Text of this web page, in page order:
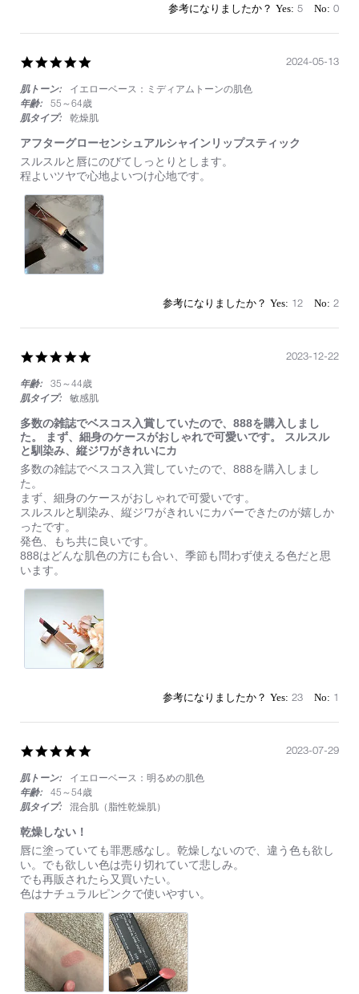
5 0
rating
肌トーン:
イエローベース：ミディアムトーンの肌色
年齢:
55～64歳
肌タイプ:
乾燥肌
アフターグローセンシュアルシャインリップスティック
Review
by
13
May
2024
review
stating
フ
タ
ー
グ
ロ
ー
ル
シ
ャ
イ
ン
リ
ッ
プ
ス
テ
ィ
ッ
ク
スルスルと唇にのびてしっとりとします。
程よいツヤで心地よいつけ心地です。
2024-05-13
12 2
rating
年齢:
35～44歳
肌タイプ:
敏感肌
多数の雑誌でベスコス入賞していたので、888を購入しまし
た。 まず、細身のケースがおしゃれで可愛いです。 スルスル
と馴染み、縦ジワがきれいにカ
Review
by
on
22
Dec
2023
review
stating
多
数
雑
誌
で
ベ
ス
て
で、
を
入
し
ま
た。
ま
ず、
細
身
ケ
ー
ス
が
お
し
多数の雑誌でベスコス入賞していたので、888を購入しまし
た。
まず、細身のケースがおしゃれで可愛いです。
スルスルと馴染み、縦ジワがきれいにカバーできたのが嬉しか
ったです。
発色、もち共に良いです。
888はどんな肌色の方にも合い、季節も問わず使える色だと思
います。
2023-12-22
23 1
rating
肌トーン:
イエローベース：明るめの肌色
年齢:
45～54歳
肌タイプ:
混合肌（脂性乾燥肌）
乾燥しない！
Review
by
on
29
Jul
2023
review
stating
乾
燥
し
な
い！
唇に塗っていても罪悪感なし。乾燥しないので、違う色も欲し
い。でも欲しい色は売り切れていて悲しみ。
でも再販されたら又買いたい。
色はナチュラルピンクで使いやすい。
2023-07-29